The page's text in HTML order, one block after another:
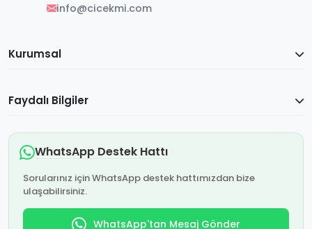
info@cicekmi.com
Kurumsal
Faydalı Bilgiler
WhatsApp Destek Hattı
Sorularınız için WhatsApp destek hattımızdan bize
ulaşabilirsiniz.
WhatsApp'tan Mesaj Gönder